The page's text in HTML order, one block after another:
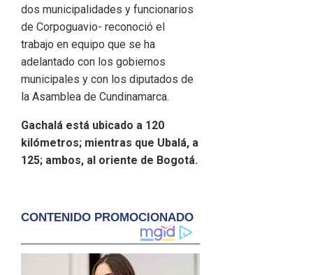
dos municipalidades y funcionarios
de Corpoguavio- reconoció el
trabajo en equipo que se ha
adelantado con los gobiernos
municipales y con los diputados de
la Asamblea de Cundinamarca.
Gachalá está ubicado a 120
kilómetros; mientras que Ubalá, a
125; ambos, al oriente de Bogotá.